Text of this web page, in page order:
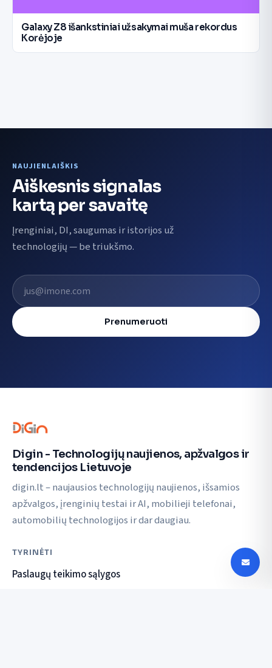
Galaxy Z8 išankstiniai užsakymai muša rekordus
Korėjoje
NAUJIENLAIŠKIS
Aiškesnis signalas
kartą per savaitę
Įrenginiai, DI, saugumas ir istorijos už
technologijų — be triukšmo.
El. pašto adresas
Prenumeruoti
Digin - Technologijų naujienos, apžvalgos ir
tendencijos Lietuvoje
digin.lt – naujausios technologijų naujienos, išsamios
apžvalgos, įrenginių testai ir AI, mobilieji telefonai,
automobilių technologijos ir dar daugiau.
TYRINĖTI
Paslaugų teikimo sąlygos